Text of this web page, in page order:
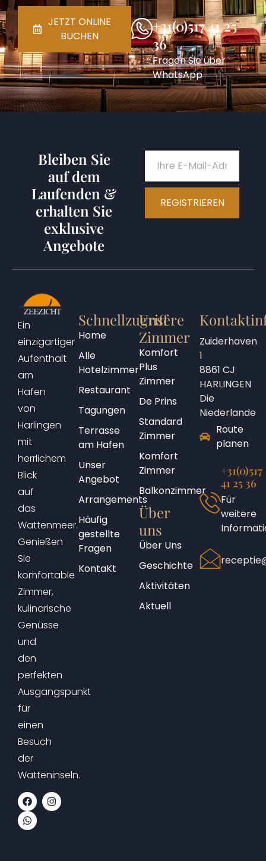
JETZT ONLINE
BUCHEN
+31(0)517 41 25
36
Fragen Sie über
WhatsApp
Bleiben Sie
auf dem
Laufenden &
erhalten Sie
exklusive
Angebote
REGISTRIEREN
Ein
einzigartiger
Aufenthalt
am
Hafen
von
Harlingen
mit
herrlichem
Blick
auf
das
Wattenmeer.
Genießen
Sie
komfortable
Zimmer,
kulinarische
Genüsse
und
den
perfekten
Ausgangspunkt
für
einen
Besuch
der
Watteninseln.
Schnellzugriff
Home
Alle
Hotelzimmer
Restaurant
Tagungen
Terrasse
am Hafen
Unser
Angebot
Arrangements
Häufig
gestellte
Fragen
KontaKt
Unsere
Zimmer
Komfort
Plus
Zimmer
De Prins
Standard
Zimmer
Komfort
Zimmer
Balkonzimmer
Über
uns
Über Uns
Geschichte
Aktivitäten
Aktuell
Zuiderhaven
1
8861 CJ
HARLINGEN
Die
Niederlande
Route
planen
+31(0)517
41 25 36
Für
weitere